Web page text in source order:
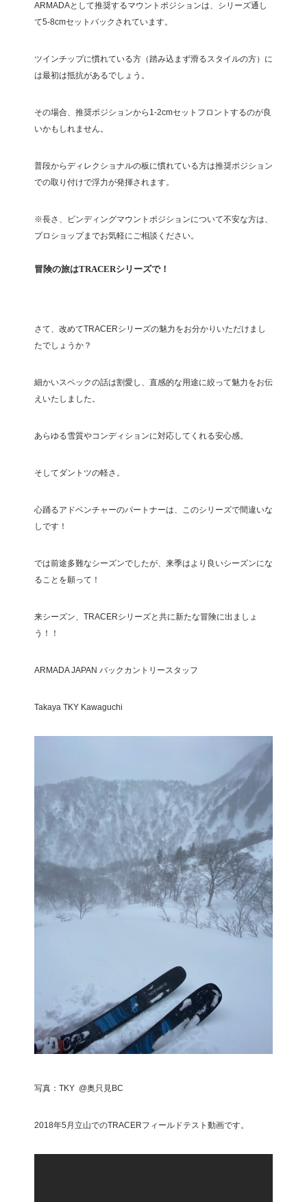
ARMADAとして推奨するマウントポジションは、シリーズ通し
て5-8cmセットバックされています。
ツインチップに慣れている方（踏み込まず滑るスタイルの方）に
は最初は抵抗があるでしょう。
その場合、推奨ポジションから1-2cmセットフロントするのが良
いかもしれません。
普段からディレクショナルの板に慣れている方は推奨ポジション
での取り付けで浮力が発揮されます。
※長さ、ビンディングマウントポジションについて不安な方は、
プロショップまでお気軽にご相談ください。
冒険の旅はTRACERシリーズで！
さて、改めてTRACERシリーズの魅力をお分かりいただけまし
たでしょうか？
細かいスペックの話は割愛し、直感的な用途に絞って魅力をお伝
えいたしました。
あらゆる雪質やコンディションに対応してくれる安心感。
そしてダントツの軽さ。
心踊るアドベンチャーのパートナーは、このシリーズで間違いな
しです！
では前途多難なシーズンでしたが、来季はより良いシーズンにな
ることを願って！
来シーズン、TRACERシリーズと共に新たな冒険に出ましょ
う！！
ARMADA JAPAN バックカントリースタッフ
Takaya TKY Kawaguchi
写真：TKY @奥只見BC
2018年5月立山でのTRACERフィールドテスト動画です。